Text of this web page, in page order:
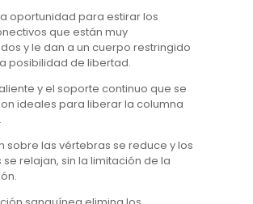
oportunidad para estirar los
que están muy
y le dan a un cuerpo restringido
posibilidad de libertad.
y el soporte continuo que se
ideales para liberar la columna
sobre las vértebras se reduce y los
se relajan, sin la limitación de la